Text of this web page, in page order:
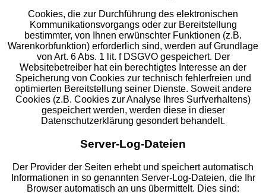
Cookies, die zur Durchführung des elektronischen
Kommunikationsvorgangs oder zur Bereitstellung
bestimmter, von Ihnen erwünschter Funktionen (z.B.
Warenkorbfunktion) erforderlich sind, werden auf Grundlage
von Art. 6 Abs. 1 lit. f DSGVO gespeichert. Der
Websitebetreiber hat ein berechtigtes Interesse an der
Speicherung von Cookies zur technisch fehlerfreien und
optimierten Bereitstellung seiner Dienste. Soweit andere
Cookies (z.B. Cookies zur Analyse Ihres Surfverhaltens)
gespeichert werden, werden diese in dieser
Datenschutzerklärung gesondert behandelt.
Server-Log-Dateien
Der Provider der Seiten erhebt und speichert automatisch
Informationen in so genannten Server-Log-Dateien, die Ihr
Browser automatisch an uns übermittelt. Dies sind: